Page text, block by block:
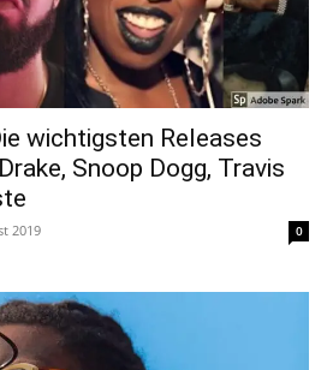
wichtigsten Releases
Snoop Dogg, Travis
2019 0